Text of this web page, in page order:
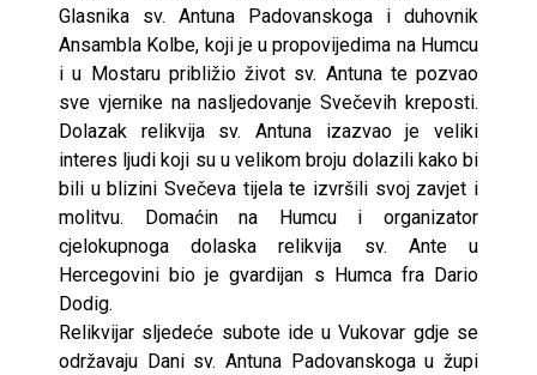
Glasnika sv. Antuna Padovanskoga i duhovnik
Ansambla Kolbe, koji je u propovijedima na Humcu
i u Mostaru približio život sv. Antuna te pozvao
sve vjernike na nasljedovanje Svečevih kreposti.
Dolazak relikvija sv. Antuna izazvao je veliki
interes ljudi koji su u velikom broju dolazili kako bi
bili u blizini Svečeva tijela te izvršili svoj zavjet i
molitvu. Domaćin na Humcu i organizator
cjelokupnoga dolaska relikvija sv. Ante u
Hercegovini bio je gvardijan s Humca fra Dario
Dodig.
Relikvijar sljedeće subote ide u Vukovar gdje se
održavaju Dani sv. Antuna Padovanskoga u župi